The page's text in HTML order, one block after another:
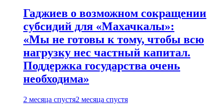
Гаджиев о возможном сокращении
субсидий для «Махачкалы»:
«Мы не готовы к тому, чтобы всю
нагрузку нес частный капитал.
Поддержка государства очень
необходима»
2 месяца спустя2 месяца спустя